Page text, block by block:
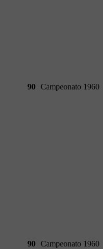
90 Campeonato 1960
90 Campeonato 1960